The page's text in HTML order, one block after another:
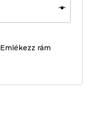
Emlékezz rám